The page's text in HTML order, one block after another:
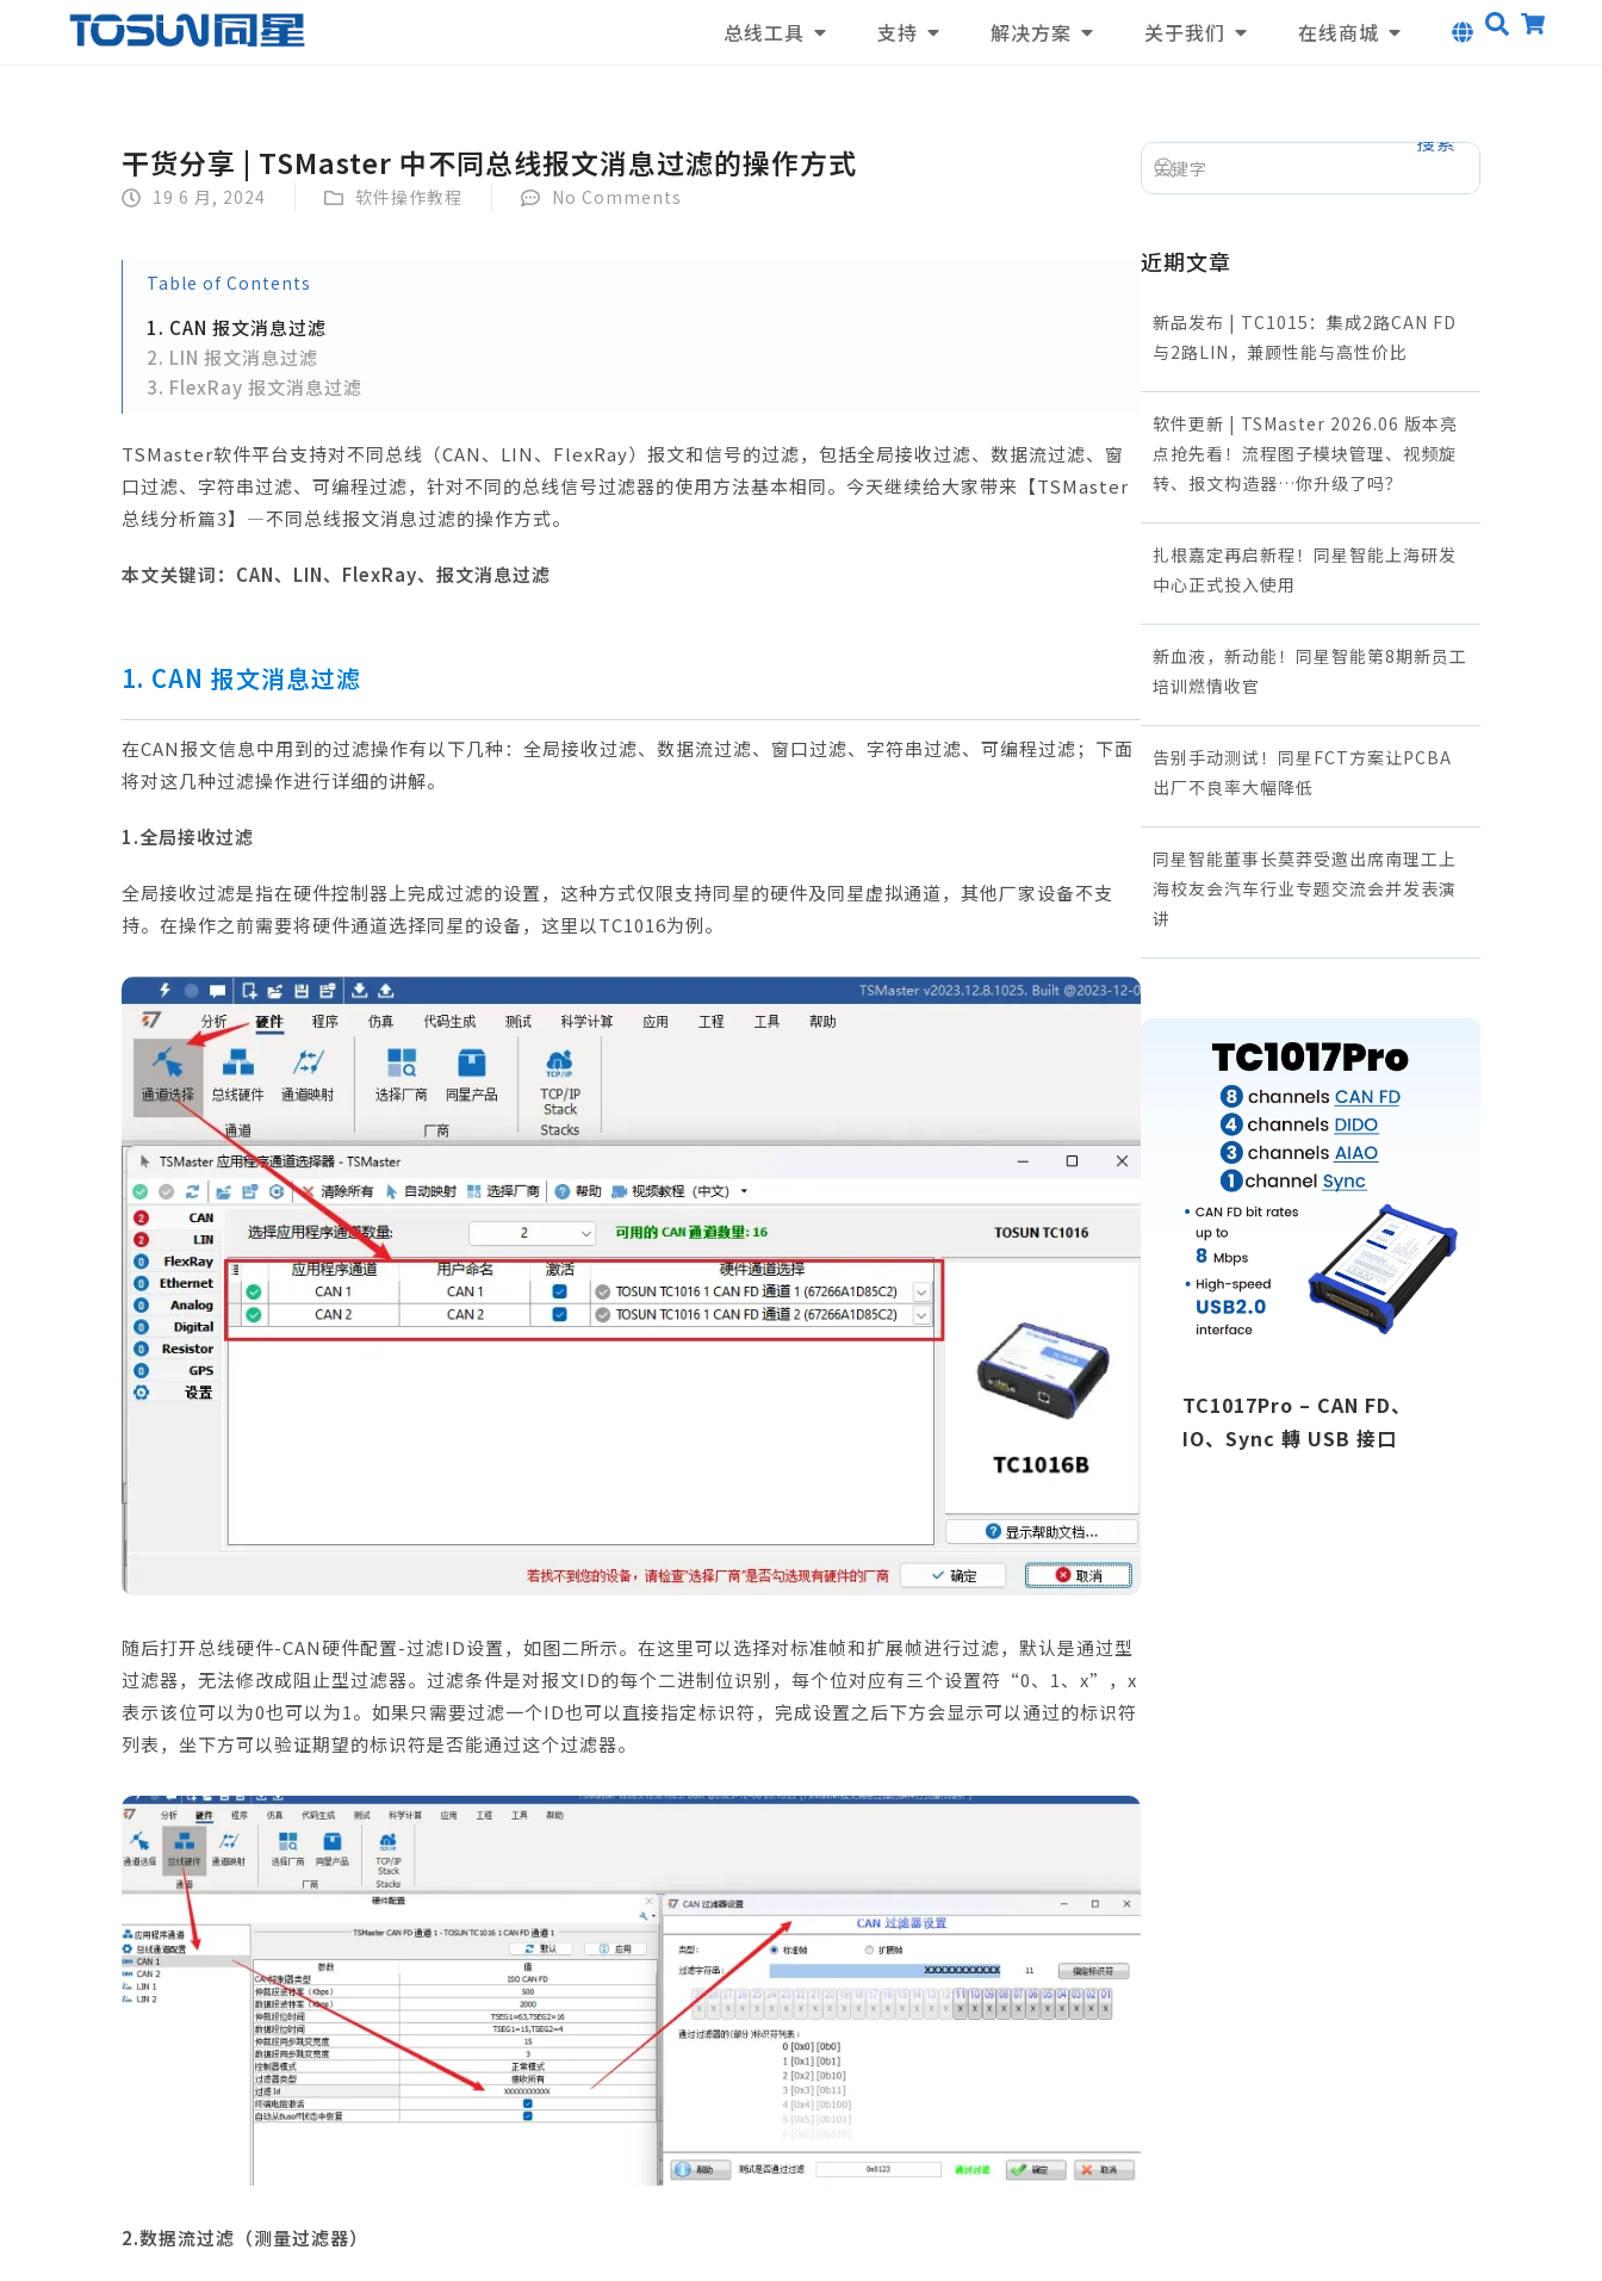
总线工具 支持 解决方案 关于我们 在线商城
干货分享 | TSMaster 中不同总线报文消息过滤的操作方式
19 6 月, 2024 软件操作教程 No Comments
Table of Contents
1. CAN 报文消息过滤
2. LIN 报文消息过滤
3. FlexRay 报文消息过滤
TSMaster软件平台支持对不同总线（CAN、LIN、FlexRay）报文和信号的过滤，包括全局接收过滤、数据流过滤、窗
口过滤、字符串过滤、可编程过滤，针对不同的总线信号过滤器的使用方法基本相同。今天继续给大家带来【TSMaster
总线分析篇3】—不同总线报文消息过滤的操作方式。
本文关键词： CAN、LIN、FlexRay、报文消息过滤
1. CAN 报文消息过滤
在CAN报文信息中用到的过滤操作有以下几种：全局接收过滤、数据流过滤、窗口过滤、字符串过滤、可编程过滤；下面
将对这几种过滤操作进行详细的讲解。
1.全局接收过滤
全局接收过滤是指在硬件控制器上完成过滤的设置，这种方式仅限支持同星的硬件及同星虚拟通道，其他厂家设备不支
持。在操作之前需要将硬件通道选择同星的设备，这里以TC1016为例。
随后打开总线硬件-CAN硬件配置-过滤ID设置，如图二所示。在这里可以选择对标准帧和扩展帧进行过滤，默认是通过型
过滤器，无法修改成阻止型过滤器。过滤条件是对报文ID的每个二进制位识别，每个位对应有三个设置符“0、1、x”，x
表示该位可以为0也可以为1。如果只需要过滤一个ID也可以直接指定标识符，完成设置之后下方会显示可以通过的标识符
列表，坐下方可以验证期望的标识符是否能通过这个过滤器。
2.数据流过滤（测量过滤器）
搜索
近期文章
新品发布 | TC1015：集成2路CAN FD
与2路LIN，兼顾性能与高性价比
软件更新 | TSMaster 2026.06 版本亮
点抢先看！流程图子模块管理、视频旋
转、报文构造器…你升级了吗？
扎根嘉定再启新程！同星智能上海研发
中心正式投入使用
新血液，新动能！同星智能第8期新员工
培训燃情收官
告别手动测试！同星FCT方案让PCBA
出厂不良率大幅降低
同星智能董事长莫莽受邀出席南理工上
海校友会汽车行业专题交流会并发表演
讲
TA821 – 航天级 2 路 CAN,
TC1017Pro – CAN FD、
IO、Sync 轉 USB 接口